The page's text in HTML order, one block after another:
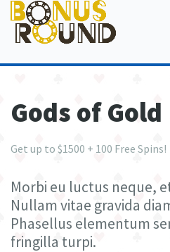
Gods of Gold
Get up to $1500 + 100 Free Spins!
Morbi eu luctus neque,
Nullam vitae gravida
Phasellus elementum
fringilla turpi.